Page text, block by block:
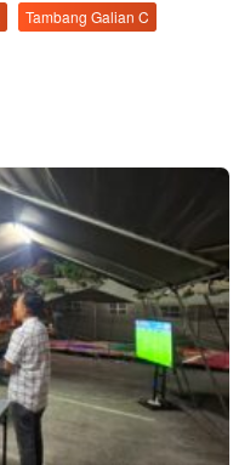
Tambang Galian C